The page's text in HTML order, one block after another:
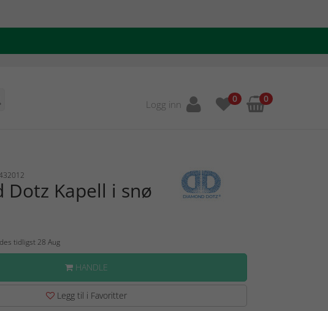
Logg inn 0 0
Dotz Kapell i snø
tidligst 28 Aug
HANDLE
Legg til i Favoritter